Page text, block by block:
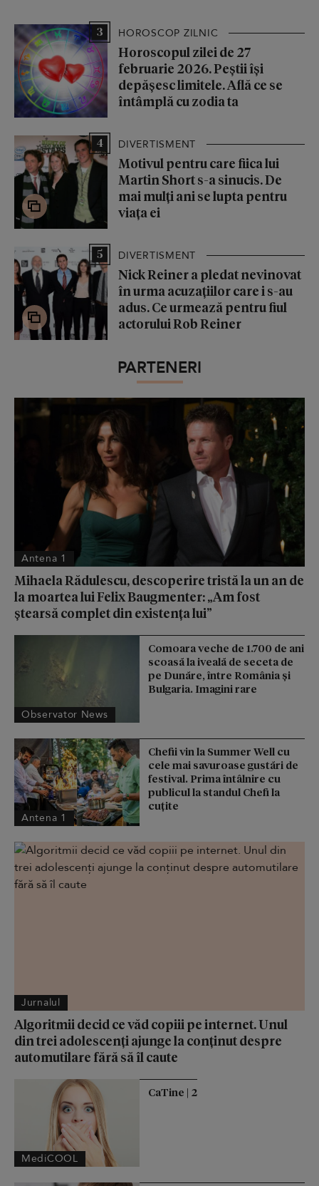
3 HOROSCOP ZILNIC
Horoscopul zilei de 27
februarie 2026. Peștii își
depășesc limitele. Află ce se
întâmplă cu zodia ta
4 DIVERTISMENT
Motivul pentru care fiica lui
Martin Short s-a sinucis. De
mai mulți ani se lupta pentru
viața ei
5 DIVERTISMENT
Nick Reiner a pledat nevinovat
în urma acuzațiilor care i s-au
adus. Ce urmează pentru fiul
actorului Rob Reiner
PARTENERI
Antena 1
Mihaela Rădulescu, descoperire tristă la un an de
la moartea lui Felix Baugmenter: „Am fost
ștearsă complet din existența lui”
Observator News
Comoara veche de 1.700 de ani
scoasă la iveală de seceta de
pe Dunăre, între România şi
Bulgaria. Imagini rare
Antena 1
Chefii vin la Summer Well cu
cele mai savuroase gustări de
festival. Prima întâlnire cu
publicul la standul Chefi la
cuțite
Jurnalul
Algoritmii decid ce văd copiii pe internet. Unul
din trei adolescenți ajunge la conținut despre
automutilare fără să îl caute
MediCOOL
CaTine | 2